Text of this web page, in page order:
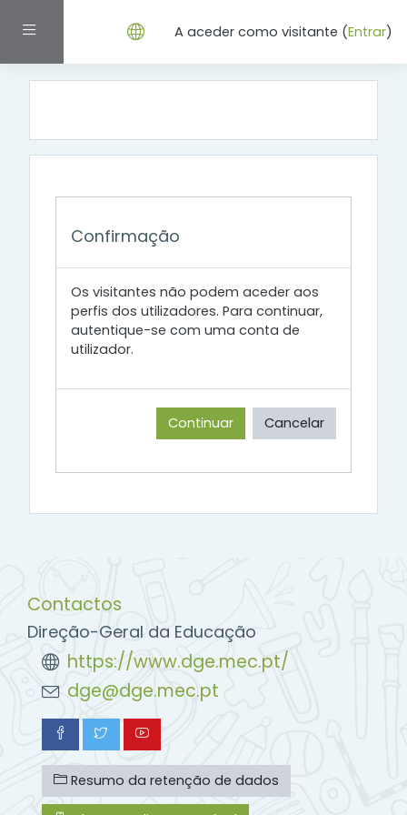
Painel lateral A aceder como visitante (Entrar)
Confirmação
Os visitantes não podem aceder aos
perfis dos utilizadores. Para continuar,
autentique-se com uma conta de
utilizador.
Continuar Cancelar
Contactos
Direção-Geral da Educação
https://www.dge.mec.pt/
dge@dge.mec.pt
Resumo da retenção de dados